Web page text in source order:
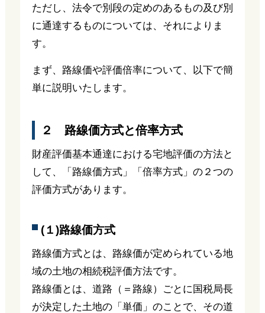
ただし、法令で別段の定めのあるもの及び別
に通達するものについては、それによりま
す。
まず、路線価や評価倍率について、以下で簡
単に説明いたします。
２ 路線価方式と倍率方式
財産評価基本通達における宅地評価の方法と
して、「路線価方式」「倍率方式」の２つの
評価方式があります。
(１)路線価方式
路線価方式とは、路線価が定められている地
域の土地の相続税評価方法です。
路線価とは、道路（＝路線）ごとに国税局長
が決定した土地の「単価」のことで、その道